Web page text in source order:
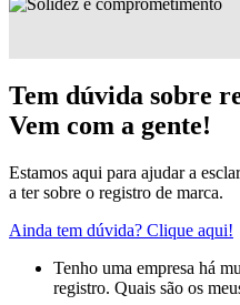
Tem dúvida sobre
Vem com a gente!
Estamos aqui para ajudar a
a ter sobre o registro de marca.
Ainda tem dúvida? Clique aqui!
Tenho uma empresa há
registro. Quais são os